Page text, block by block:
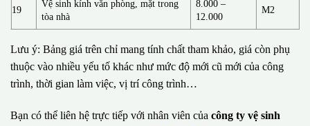
19
Vệ sinh kính văn phòng, mặt trong
tòa nhà
8.000 –
12.000
M2
Lưu ý: Bảng giá trên chỉ mang tính chất tham khảo, giá còn phụ
thuộc vào nhiều yếu tố khác như mức độ mới cũ mới của công
trình, thời gian làm việc, vị trí công trình…
Bạn có thể liên hệ trực tiếp với nhân viên của công ty vệ sinh